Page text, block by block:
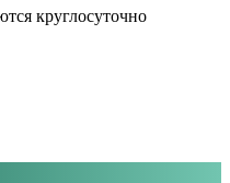
круглосуточно